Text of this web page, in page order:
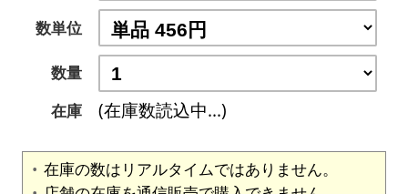
数単位
数量
在庫
(在庫数読込中...)
在庫の数はリアルタイムではありません。